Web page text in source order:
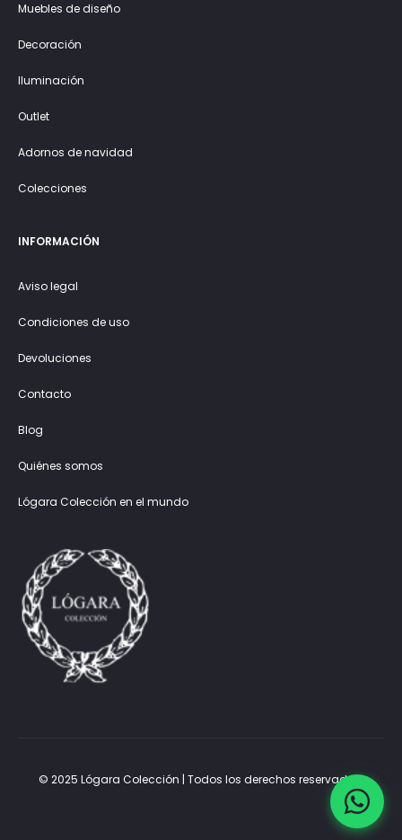
Muebles de diseño
Decoración
Iluminación
Outlet
Adornos de navidad
Colecciones
INFORMACIÓN
Aviso legal
Condiciones de uso
Devoluciones
Contacto
Blog
Quiénes somos
Lógara Colección en el mundo
© 2025 Lógara Colección | Todos los derechos reservados.